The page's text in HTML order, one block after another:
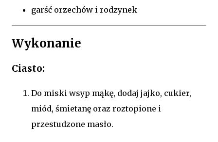
garść orzechów i rodzynek
Wykonanie
Ciasto:
Do miski wsyp mąkę, dodaj jajko, cukier,
miód, śmietanę oraz roztopione i
przestudzone masło.